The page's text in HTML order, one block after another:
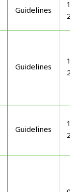
Guidelines
Guidelines
Guidelines